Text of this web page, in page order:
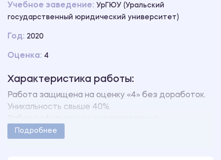
Учебное заведение: УрГЮУ (Уральский
государственный юридический университет)
Год: 2020
Оценка: 4
Характеристика работы:
Работа защищена на оценку «4» без доработок.
Уникальность свыше 40%.
методическими указаниями учебного заведения.
Подробнее